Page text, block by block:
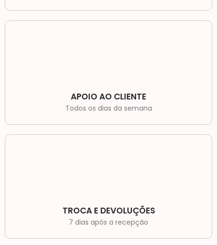
APOIO AO CLIENTE
Todos os dias da semana
TROCA E DEVOLUÇÕES
7 dias após a recepção